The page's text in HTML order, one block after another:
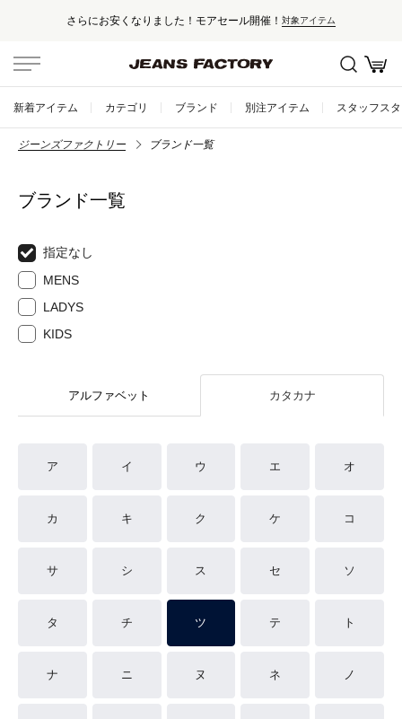
さらにお安くなりました！モアセール開催！ 対象アイテム
新着アイテム カテゴリ ブランド 別注アイテム スタッフス
ジーンズファクトリー ブランド一覧
ブランド一覧
指定なし
MENS
LADYS
KIDS
アルファベット カタカナ
ア イ ウ エ オ
カ キ ク ケ コ
サ シ ス セ ソ
タ チ ツ テ ト
ナ ニ ヌ ネ ノ